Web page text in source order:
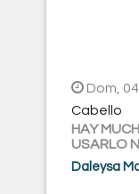
Dom,
Cabello
HAY
USARLO
Daleysa